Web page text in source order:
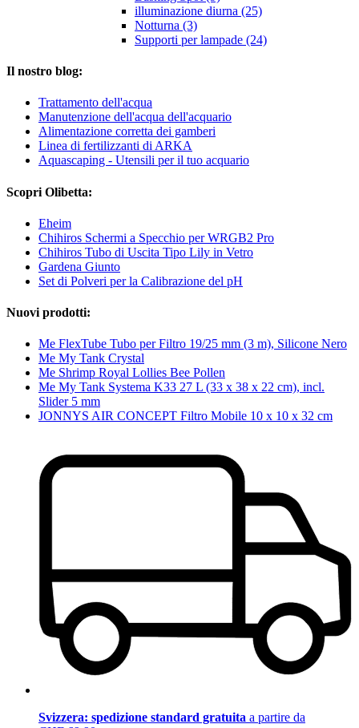
illuminazione diurna (25)
Notturna (3)
Supporti per lampade (24)
Il nostro blog:
Trattamento dell'acqua
Manutenzione dell'acqua dell'acquario
Alimentazione corretta dei gamberi
Linea di fertilizzanti di ARKA
Aquascaping - Utensili per il tuo acquario
Scopri Olibetta:
Eheim
Chihiros Schermi a Specchio per WRGB2 Pro
Chihiros Tubo di Uscita Tipo Lily in Vetro
Gardena Giunto
Set di Polveri per la Calibrazione del pH
Nuovi prodotti:
Me FlexTube Tubo per Filtro 19/25 mm (3 m), Silicone Nero
Me My Tank Crystal
Me Shrimp Royal Lollies Bee Pollen
Me My Tank Systema K33 27 L (33 x 38 x 22 cm), incl.
Slider 5 mm
JONNYS AIR CONCEPT Filtro Mobile 10 x 10 x 32 cm
Svizzera: spedizione standard gratuita a partire da